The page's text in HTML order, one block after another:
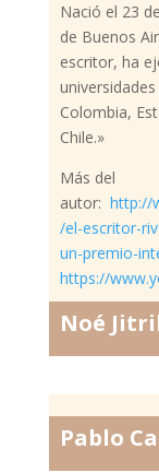
Nació el 23
de Buenos
escritor, ha
Colombia,
Chile.»
Más del
autor: http://
/el-escritor-
un-premio-
https://
Noé
Pablo